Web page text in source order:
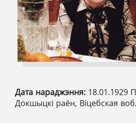
Дата нараджэння: 18.01.1929
Докшыцкі раён, Віцебская